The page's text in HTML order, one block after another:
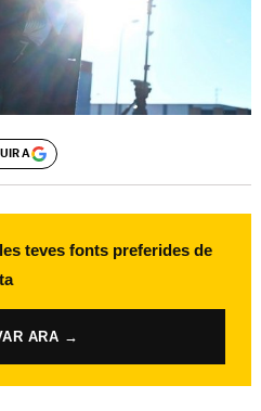
A
teves fonts preferides de
ARA →